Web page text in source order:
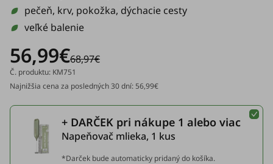
pečeň, krv, pokožka, dýchacie cesty
veľké balenie
56,99€68,97€
Č. produktu: KM751
Najnižšia cena za posledných 30 dní: 56,99€
+ DARČEK pri nákupe 1 alebo viac
Napeňovač mlieka, 1 kus
*Darček bude automaticky pridaný do košíka.